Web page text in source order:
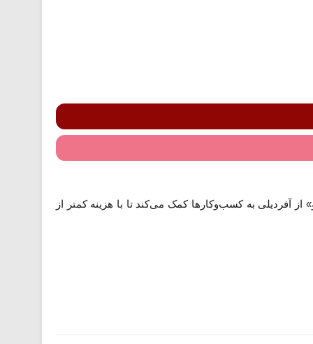
از آفردیلی به کسب‌وکارها کمک می‌کند تا با هزینه کمتر از